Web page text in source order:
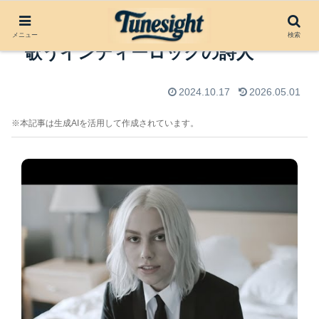
Phoebe Bridgers：心の奥深くを
歌うインディーロックの詩人
2024.10.17 2026.05.01
※本記事は生成AIを活用して作成されています。
メニュー 検索